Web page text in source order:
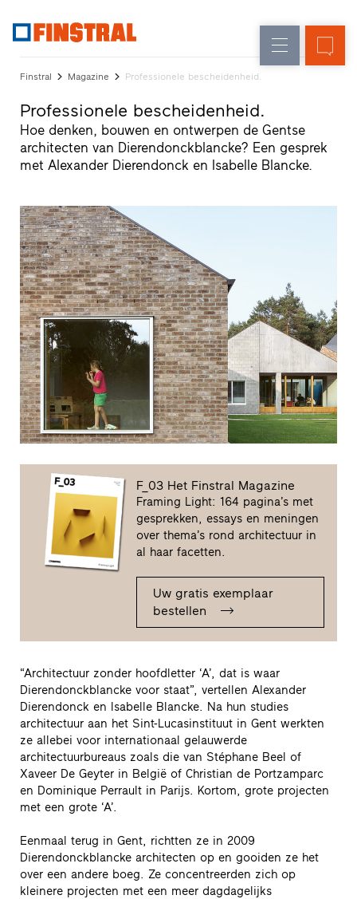
Glasgevels
Partnerprogramma
Studio
zoeken
Snelle
Finstral Magazine Professionele bescheidenheid.
Professionele bescheidenheid.
Hoe denken, bouwen en ontwerpen de Gentse
architecten van Dierendonckblancke? Een gesprek
met Alexander Dierendonck en Isabelle Blancke.
F_03 Het Finstral Magazine
Framing Light: 164 pagina’s met
gesprekken, essays en meningen
over thema’s rond architectuur in
al haar facetten.
Uw gratis exemplaar
bestellen
“Architectuur zonder hoofdletter ‘A’, dat is waar
Dierendonckblancke voor staat”, vertellen Alexander
Dierendonck en Isabelle Blancke. Na hun studies
architectuur aan het Sint-Lucasinstituut in Gent werkten
ze allebei voor internationaal gelauwerde
architectuurbureaus zoals die van Stéphane Beel of
Xaveer De Geyter in België of Christian de Portzamparc
en Dominique Perrault in Parijs. Kortom, grote projecten
met een grote ‘A’.
Eenmaal terug in Gent, richtten ze in 2009
Dierendonckblancke architecten op en gooiden ze het
over een andere boeg. Ze concentreerden zich op
kleinere projecten met een meer dagdagelijks